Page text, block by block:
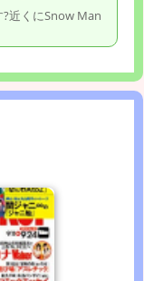
近くにSnow Man